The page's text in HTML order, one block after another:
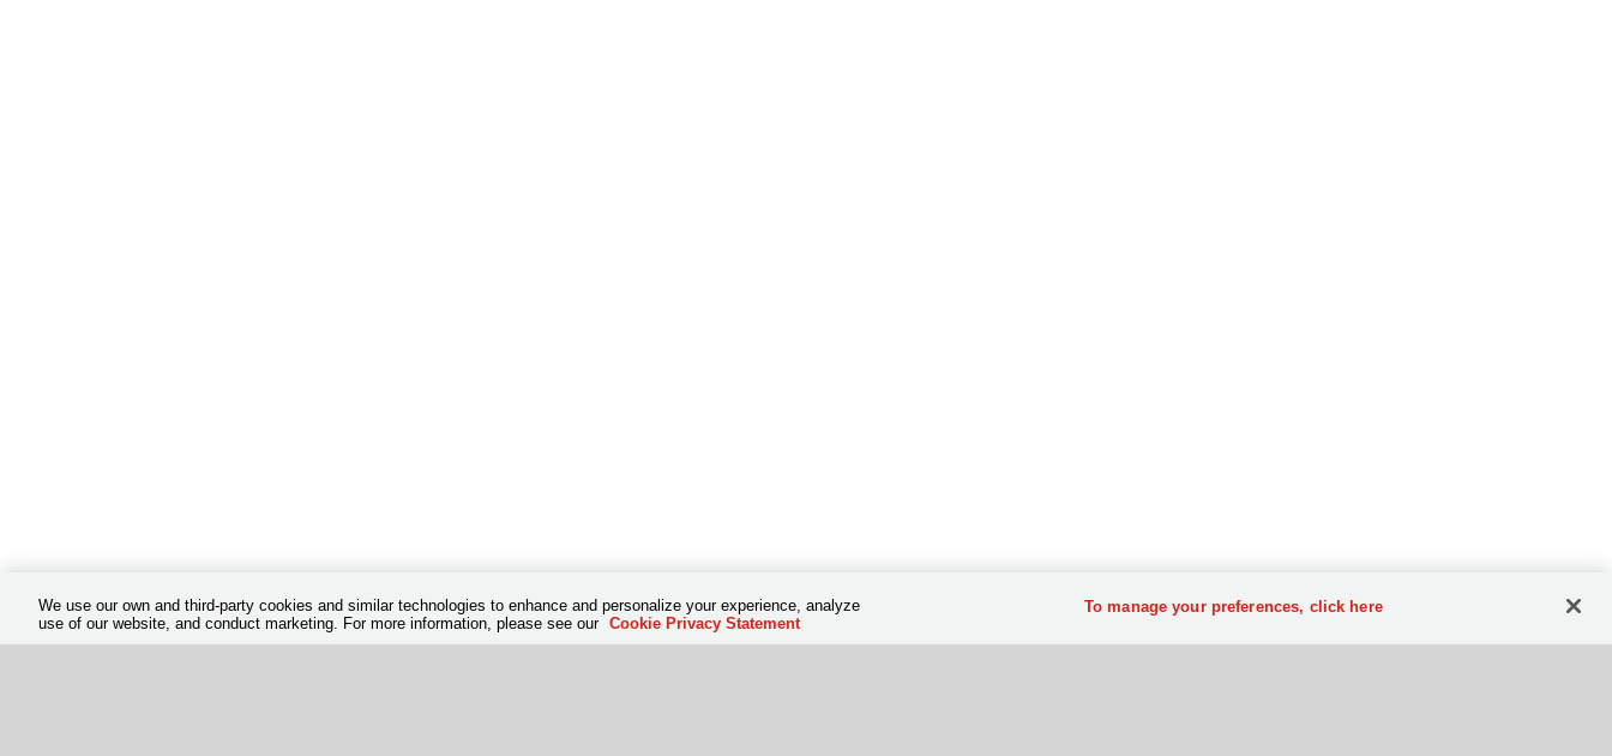
We use our own and third-party cookies and similar technologies to enhance and personalize your experience, analyze
use of our website, and conduct marketing. For more information, please see our Cookie Privacy Statement
To manage your preferences, click here